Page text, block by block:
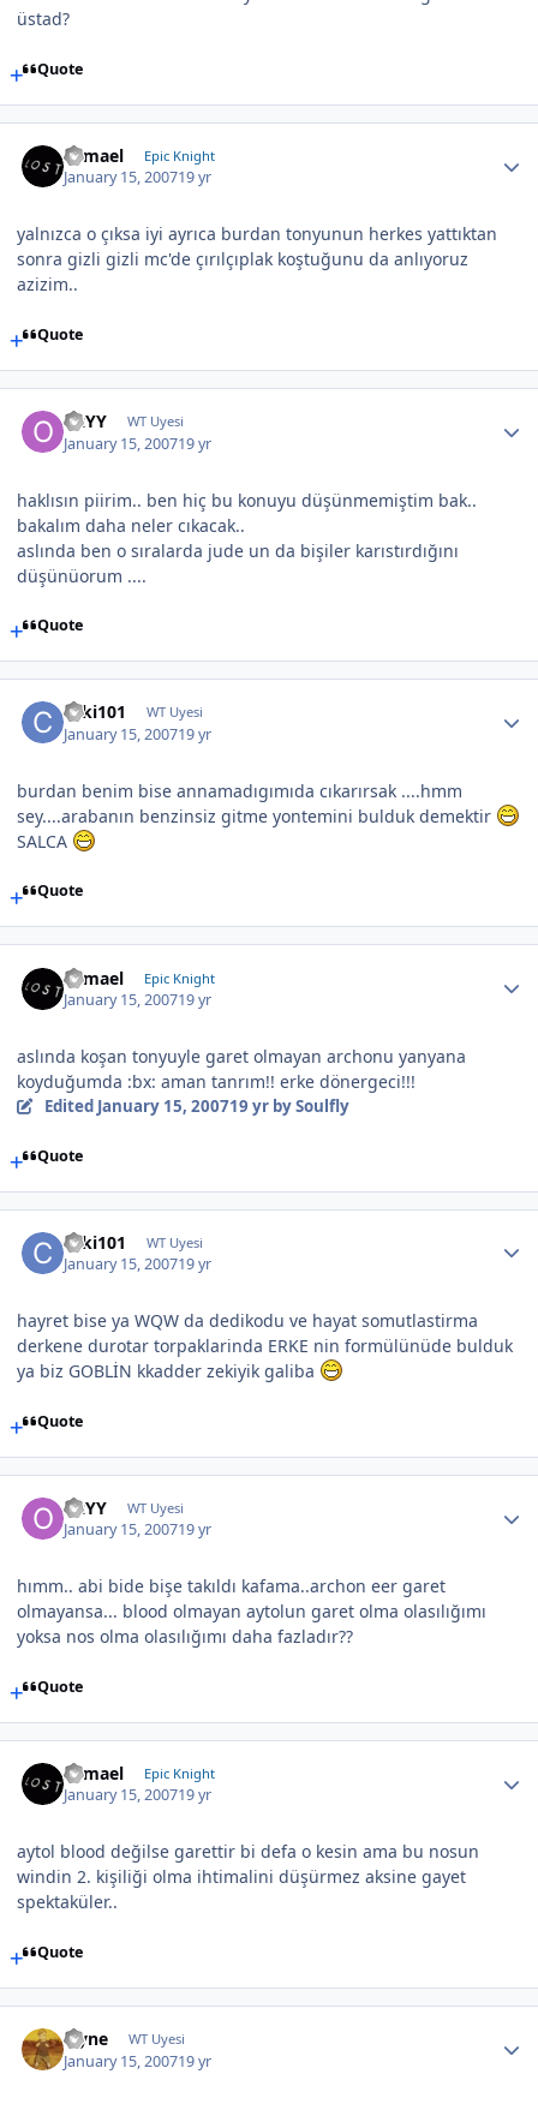
üstad?
Quote
Samael Epic Knight
January 15, 200719 yr
yalnızca o çıksa iyi ayrıca burdan tonyunun herkes yattıktan
sonra gizli gizli mc'de çırılçıplak koştuğunu da anlıyoruz
azizim..
Quote
OzYY WT Uyesi
January 15, 200719 yr
haklısın piirim.. ben hiç bu konuyu düşünmemiştim bak..
bakalım daha neler cıkacak..
aslında ben o sıralarda jude un da bişiler karıstırdığını
düşünüorum ....
Quote
caki101 WT Uyesi
January 15, 200719 yr
burdan benim bise annamadıgımıda cıkarırsak ....hmm
sey....arabanın benzinsiz gitme yontemini bulduk demektir
SALCA
Quote
Samael Epic Knight
January 15, 200719 yr
aslında koşan tonyuyle garet olmayan archonu yanyana
koyduğumda :bx: aman tanrım!! erke dönergeci!!!
Edited January 15, 200719 yrby Soulfly
Quote
caki101 WT Uyesi
January 15, 200719 yr
hayret bise ya WQW da dedikodu ve hayat somutlastirma
derkene durotar torpaklarinda ERKE nin formülünüde bulduk
ya biz GOBLİN kkadder zekiyik galiba
Quote
OzYY WT Uyesi
January 15, 200719 yr
hımm.. abi bide bişe takıldı kafama..archon eer garet
olmayansa... blood olmayan aytolun garet olma olasılığımı
yoksa nos olma olasılığımı daha fazladır??
Quote
Samael Epic Knight
January 15, 200719 yr
aytol blood değilse garettir bi defa o kesin ama bu nosun
windin 2. kişiliği olma ihtimalini düşürmez aksine gayet
spektaküler..
Quote
layne WT Uyesi
January 15, 200719 yr